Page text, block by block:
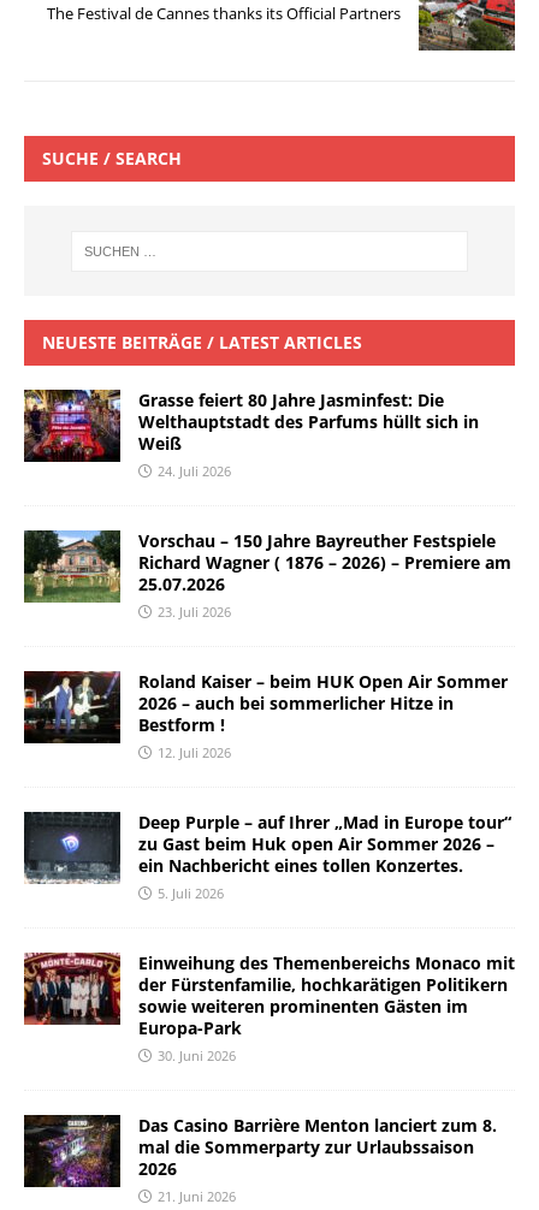
The Festival de Cannes thanks its Official Partners
SUCHE / SEARCH
NEUESTE BEITRÄGE / LATEST ARTICLES
Grasse feiert 80 Jahre Jasminfest: Die
Welthauptstadt des Parfums hüllt sich in
Weiß
24. Juli 2026
Vorschau – 150 Jahre Bayreuther Festspiele
Richard Wagner ( 1876 – 2026) – Premiere am
25.07.2026
23. Juli 2026
Roland Kaiser – beim HUK Open Air Sommer
2026 – auch bei sommerlicher Hitze in
Bestform !
12. Juli 2026
Deep Purple – auf Ihrer „Mad in Europe tour“
zu Gast beim Huk open Air Sommer 2026 –
ein Nachbericht eines tollen Konzertes.
5. Juli 2026
Einweihung des Themenbereichs Monaco mit
der Fürstenfamilie, hochkarätigen Politikern
sowie weiteren prominenten Gästen im
Europa-Park
30. Juni 2026
Das Casino Barrière Menton lanciert zum 8.
mal die Sommerparty zur Urlaubssaison
2026
21. Juni 2026